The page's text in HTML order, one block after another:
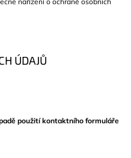
ÚDAJŮ
použití kontaktního formuláře